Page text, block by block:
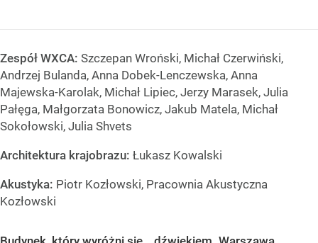
Zespół WXCA: Szczepan Wroński, Michał Czerwiński,
Andrzej Bulanda, Anna Dobek-Lenczewska, Anna
Majewska-Karolak, Michał Lipiec, Jerzy Marasek, Julia
Pałęga, Małgorzata Bonowicz, Jakub Matela, Michał
Sokołowski, Julia Shvets
Architektura krajobrazu: Łukasz Kowalski
Akustyka: Piotr Kozłowski, Pracownia Akustyczna
Kozłowski